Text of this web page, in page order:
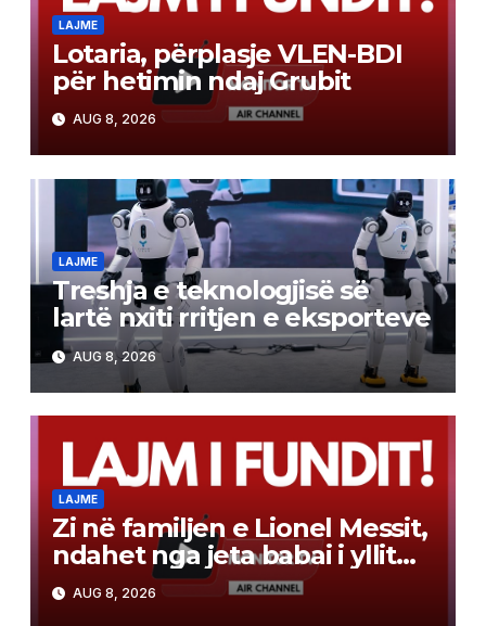
LAJME
Lotaria, përplasje VLEN-BDI
për hetimin ndaj Grubit
AUG 8, 2026
LAJME
Treshja e teknologjisë së
lartë nxiti rritjen e eksporteve
AUG 8, 2026
LAJME
Zi në familjen e Lionel Messit,
ndahet nga jeta babai i yllit
argjentinas, ishte edhe
menaxheri i tij
AUG 8, 2026